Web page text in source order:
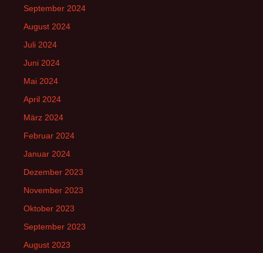
September 2024
August 2024
Juli 2024
Juni 2024
Mai 2024
April 2024
März 2024
Februar 2024
Januar 2024
Dezember 2023
November 2023
Oktober 2023
September 2023
August 2023